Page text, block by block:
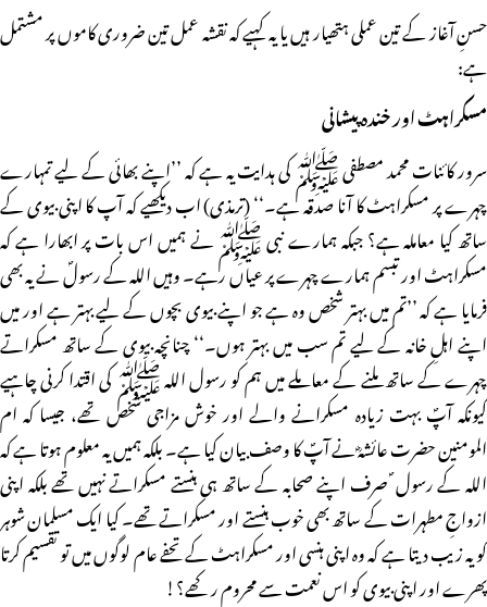
حسنِ آغاز کے تین عملی ہتھیار ہیں یا یہ کہیے کہ نقشہ عمل تین ضروری کاموں پر مشتمل
ہے:
مسکراہٹ اور خندہ پیشانی
سرور کائنات محمد مصطفی ﷺ کی ہدایت یہ ہے کہ ’’اپنے بھائی کے لیے تمہارے
چہرے پر مسکراہٹ کا آنا صدقہ ہے۔‘‘ (ترمذی) اب دیکھیے کہ آپ کا اپنی بیوی کے
ساتھ کیا معاملہ ہے؟ جبکہ ہمارے نبی ﷺ نے ہمیں اس بات پر ابھارا ہے کہ
مسکراہٹ اور تبسم ہمارے چہرے پر عیاں رہے۔ وہیں اللہ کے رسولؐ نے یہ بھی
فرمایا ہے کہ ’’تم میں بہتر شخص وہ ہے جو اپنے بیوی بچوں کے لیے بہتر ہے اور میں
اپنے اہلِ خانہ کے لیے تم سب میں بہتر ہوں۔‘‘ چنانچہ بیوی کے ساتھ مسکراتے
چہرے کے ساتھ ملنے کے معاملے میں ہم کو رسول اللہ ﷺ کی اقتدا کرنی چاہیے
کیونکہ آپؐ بہت زیادہ مسکرانے والے اور خوش مزاجی شخص تھے، جیسا کہ ام
المومنین حضرت عائشہؓ نے آپؐ کا وصف بیان کیا ہے۔ بلکہ ہمیں یہ معلوم ہوتا ہے کہ
اللہ کے رسول ؐ صرف اپنے صحابہ کے ساتھ ہی ہنستے مسکراتے نہیں تھے بلکہ اپنی
ازواجِ مطہرات کے ساتھ بھی خوب ہنستے اور مسکراتے تھے۔ کیا ایک مسلمان شوہر
کو یہ زیب دیتا ہے کہ وہ اپنی ہنسی اور مسکراہٹ کے تحفے عام لوگوں میں تو تقسیم کرتا
پھرے اور اپنی بیوی کو اس نعمت سے محروم رکھے؟!